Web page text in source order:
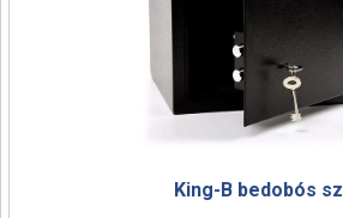
King-B bedobós